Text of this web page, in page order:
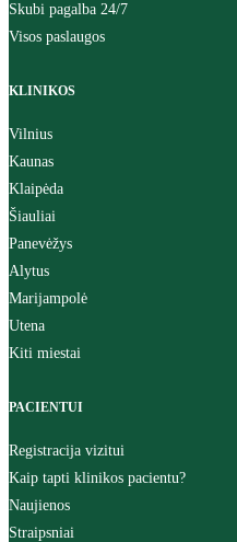
Skubi pagalba 24/7
Visos paslaugos
KLINIKOS
Vilnius
Kaunas
Klaipėda
Šiauliai
Panevėžys
Alytus
Marijampolė
Utena
Kiti miestai
PACIENTUI
Registracija vizitui
Kaip tapti klinikos pacientu?
Naujienos
Straipsniai